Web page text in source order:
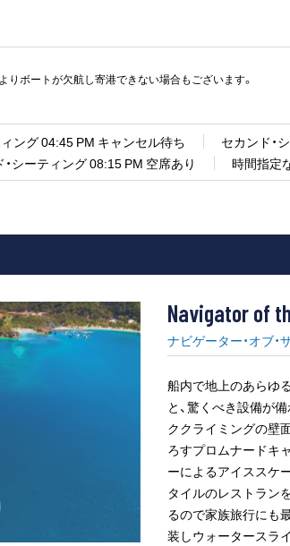
りボートが欠航し寄港できない場合もございます。
ィング 04:45 PM キャンセル待ち
セカンド・
・シーティング 08:15 PM 空席あり
時間指定
Navigator of
ナビゲーター・オブ・
船内で地上のあらゆ
と、驚くべき設備が
ククライミングの壁
ろすプロムナードキ
ーによるアイススケ
タイルのレストラン
るので家族旅行にも
装しウォータースラ